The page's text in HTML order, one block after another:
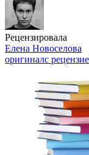
Рецензировала
Елена Новоселова
оригиналс